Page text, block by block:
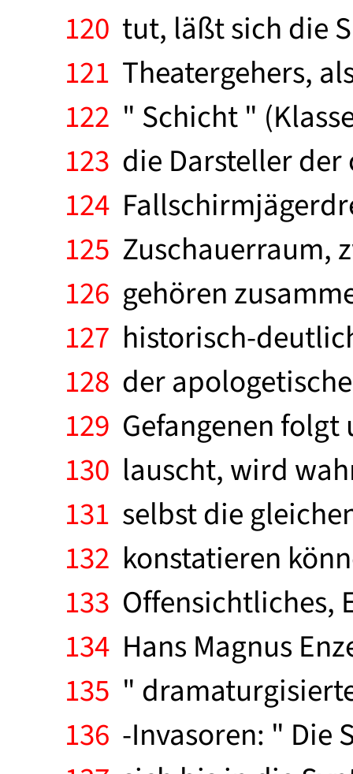
120 tut, läßt sich die
121 Theatergehers,
122 " Schicht "
123 die Darsteller
124
125 Zuschauerraum,
126 gehören
127 historisch-
128 der
129 Gefangenen
130 lauscht, wird
131 selbst die
132 konstatieren
133 Offensichtliches,
134 Hans Magnus
135 "
136 -Invasoren: " Die